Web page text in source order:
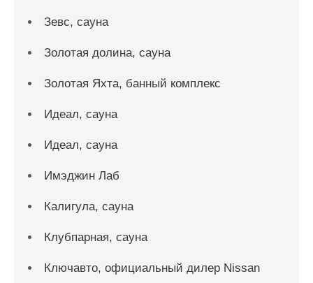
Зевс, сауна
Золотая долина, сауна
Золотая Яхта, банный комплекс
Идеал, сауна
Идеал, сауна
Имэджин Лаб
Калигула, сауна
Клубпарная, сауна
Ключавто, официальный дилер Nissan